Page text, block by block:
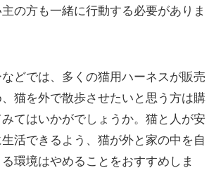
の方も一緒に行動する必要がありま
どでは、多くの猫用ハーネスが販売
猫を外で散歩させたいと思う方は購
てはいかがでしょうか。猫と人が安
活できるよう、猫が外と家の中を自
環境はやめることをおすすめしま